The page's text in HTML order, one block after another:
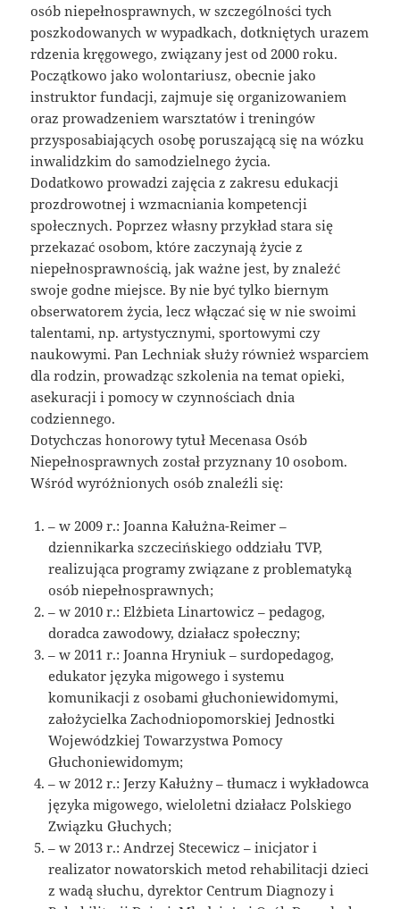
osób niepełnosprawnych, w szczególności tych
poszkodowanych w wypadkach, dotkniętych urazem
rdzenia kręgowego, związany jest od 2000 roku.
Początkowo jako wolontariusz, obecnie jako
instruktor fundacji, zajmuje się organizowaniem
oraz prowadzeniem warsztatów i treningów
przysposabiających osobę poruszającą się na wózku
inwalidzkim do samodzielnego życia.
Dodatkowo prowadzi zajęcia z zakresu edukacji
prozdrowotnej i wzmacniania kompetencji
społecznych. Poprzez własny przykład stara się
przekazać osobom, które zaczynają życie z
niepełnosprawnością, jak ważne jest, by znaleźć
swoje godne miejsce. By nie być tylko biernym
obserwatorem życia, lecz włączać się w nie swoimi
talentami, np. artystycznymi, sportowymi czy
naukowymi. Pan Lechniak służy również wsparciem
dla rodzin, prowadząc szkolenia na temat opieki,
asekuracji i pomocy w czynnościach dnia
codziennego.
Dotychczas honorowy tytuł Mecenasa Osób
Niepełnosprawnych został przyznany 10 osobom.
Wśród wyróżnionych osób znaleźli się:
– w 2009 r.: Joanna Kałużna-Reimer –
dziennikarka szczecińskiego oddziału TVP,
realizująca programy związane z problematyką
osób niepełnosprawnych;
– w 2010 r.: Elżbieta Linartowicz – pedagog,
doradca zawodowy, działacz społeczny;
– w 2011 r.: Joanna Hryniuk – surdopedagog,
edukator języka migowego i systemu
komunikacji z osobami głuchoniewidomymi,
założycielka Zachodniopomorskiej Jednostki
Wojewódzkiej Towarzystwa Pomocy
Głuchoniewidomym;
– w 2012 r.: Jerzy Kałużny – tłumacz i wykładowca
języka migowego, wieloletni działacz Polskiego
Związku Głuchych;
– w 2013 r.: Andrzej Stecewicz – inicjator i
realizator nowatorskich metod rehabilitacji dzieci
z wadą słuchu, dyrektor Centrum Diagnozy i